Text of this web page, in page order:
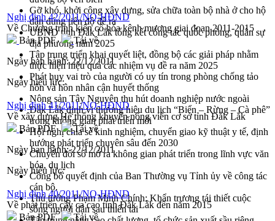
Gỡ khó, khởi công xây dựng, sửa chữa toàn bộ nhà ở cho hộ
dân đúng tiến độ đề ra
UBND tỉnh Đắk Lắk tổng kết công tác quốc phòng, quân sự
địa phương năm 2025
Tập trung triển khai quyết liệt, đồng bộ các giải pháp nhằm
thực hiện hiệu quả các nhiệm vụ đề ra năm 2025
Phát huy vai trò của người có uy tín trong phòng chống tảo
hôn và hôn nhân cận huyết thống
Nông sản Tây Nguyên thu hút doanh nghiệp nước ngoài
Đắk Lắk định vị thương hiệu du lịch “Biển – Rừng – Cà phê”
trong không gian phát triển mới
Hội nghị chia sẻ kinh nghiệm, chuyển giao kỹ thuật y tế, định
hướng phát triển chuyên sâu đến 2030
Chuyển đổi số mở ra không gian phát triển trong lĩnh vực văn
hóa, du lịch
Công bố quyết định của Ban Thường vụ Tỉnh ủy về công tác
cán bộ.
Thủ tướng Phạm Minh Chính: Khẩn trương tái thiết cuộc
sống người dân sau thiên tai
Nghị định 42/2011/NQ-HĐND
Về Chương trình kiên cố hóa kênh mương giai đoạn 2011-2015
Bản PDF
Tải về
Ngày ban hành:22/12/2011
Ngày hiệu lực:
Nghị định 41/2011/NQ-HĐND
Về xây dựng Hệ thống khuyến nông viên cơ sở tỉnh Đắk Lắk
Bản PDF
Tải về
Ngày ban hành:22/12/2011
Ngày hiệu lực:
Nghị định 40/2011/NQ-HĐND
Về phát triển cây ca cao tỉnh Đắk Lắk đến năm 2015
Bản PDF
Tải về